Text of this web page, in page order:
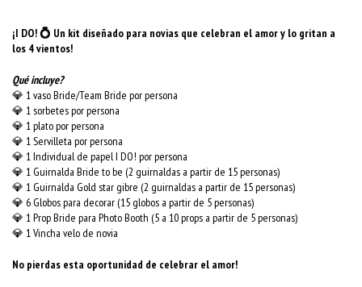
¡I DO! 💍 Un kit diseñado para novias que celebran el amor y lo gritan a
los 4 vientos!
Qué incluye?
💎 1 vaso Bride/Team Bride por persona
💎 1 sorbetes por persona
💎 1 plato por persona
💎 1 Servilleta por persona
💎 1 Individual de papel I DO! por persona
💎 1 Guirnalda Bride to be (2 guirnaldas a partir de 15 personas)
💎 1 Guirnalda Gold star gibre (2 guirnaldas a partir de 15 personas)
💎 6 Globos para decorar (15 globos a partir de 5 personas)
💎 1 Prop Bride para Photo Booth (5 a 10 props a partir de 5 personas)
💎 1 Vincha velo de novia
No pierdas esta oportunidad de celebrar el amor!